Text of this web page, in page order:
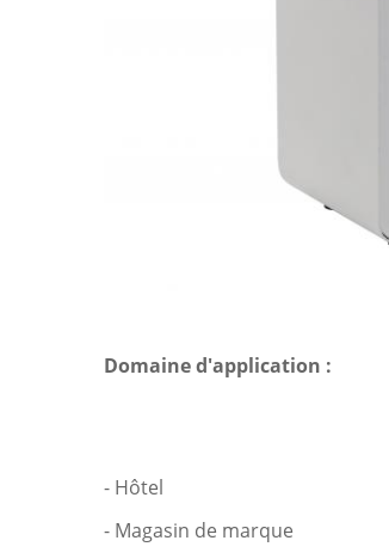
Domaine d'application :
- Hôtel
- Magasin de marque